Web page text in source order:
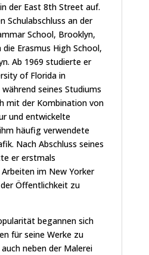
der East 8th Street auf.
Schulabschluss an der
School, Brooklyn,
Erasmus High School,
Ab 1969 studierte er
of Florida in
seines Studiums
mit der Kombination von
und entwickelte
häufig verwendete
Nach Abschluss seines
er erstmals
im New Yorker
Öffentlichkeit zu
begannen sich
für seine Werke zu
neben der Malerei